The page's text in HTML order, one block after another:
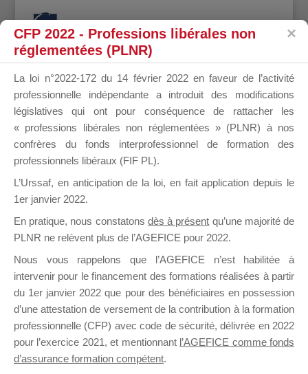
Profil Groupes 0 Forums
Afficher
Inscription
CFP 2022 - Professions libérales non
réglementées (PLNR)
La loi n°2022-172 du 14 février 2022 en faveur de l’activité
professionnelle indépendante a introduit des modifications
législatives qui ont pour conséquence de rattacher les
« professions libérales non réglementées » (PLNR) à nos
confrères du fonds interprofessionnel de formation des
professionnels libéraux (FIF PL).
L’Urssaf, en anticipation de la loi, en fait application depuis le
1er janvier 2022.
En pratique, nous constatons dès à présent qu’une majorité de
PLNR ne relèvent plus de l’AGEFICE pour 2022.
Nous vous rappelons que l’AGEFICE n’est habilitée à
intervenir pour le financement des formations réalisées à partir
du 1er janvier 2022 que pour des bénéficiaires en possession
d’une attestation de versement de la contribution à la formation
professionnelle (CFP) avec code de sécurité, délivrée en 2022
pour l’exercice 2021, et mentionnant l’AGEFICE comme fonds
d’assurance formation compétent.